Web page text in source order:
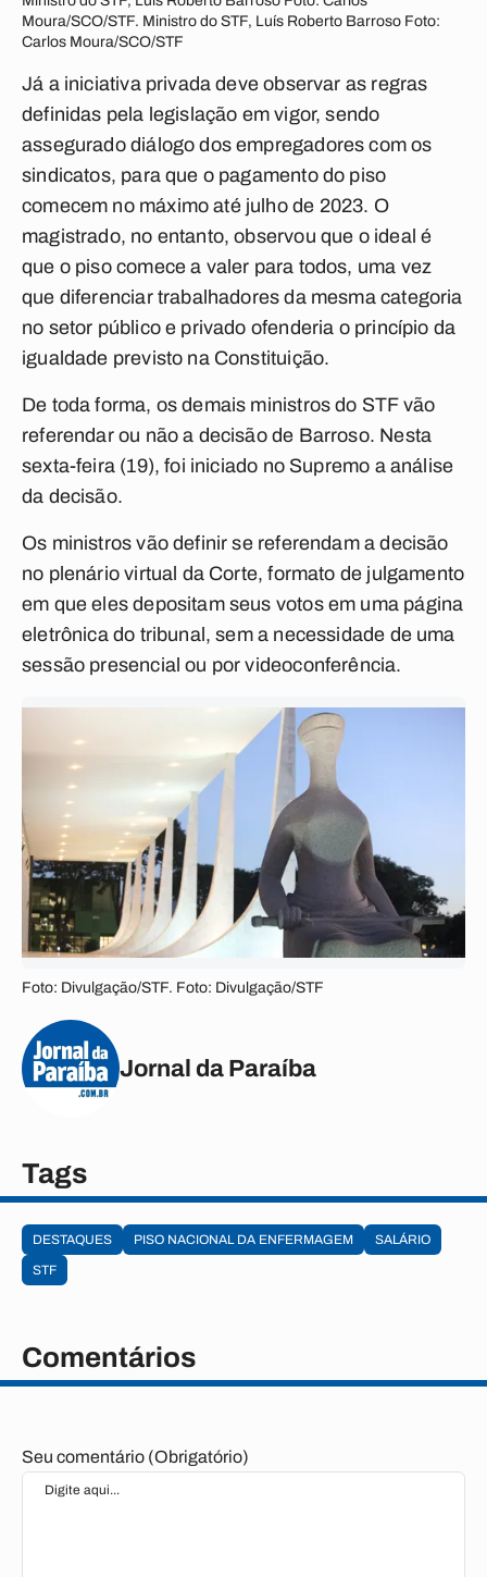
Moura/SCO/STF. Ministro do STF, Luís Roberto Barroso Foto:
Carlos Moura/SCO/STF
Já a iniciativa privada deve observar as regras
definidas pela legislação em vigor, sendo
assegurado diálogo dos empregadores com os
sindicatos, para que o pagamento do piso
comecem no máximo até julho de 2023. O
magistrado, no entanto, observou que o ideal é
que o piso comece a valer para todos, uma vez
que diferenciar trabalhadores da mesma categoria
no setor público e privado ofenderia o princípio da
igualdade previsto na Constituição.
De toda forma, os demais ministros do STF vão
referendar ou não a decisão de Barroso. Nesta
sexta-feira (19), foi iniciado no Supremo a análise
da decisão.
Os ministros vão definir se referendam a decisão
no plenário virtual da Corte, formato de julgamento
em que eles depositam seus votos em uma página
eletrônica do tribunal, sem a necessidade de uma
sessão presencial ou por videoconferência.
Foto: Divulgação/STF. Foto: Divulgação/STF
Jornal da Paraíba
Tags
DESTAQUES PISO NACIONAL DA ENFERMAGEM
SALÁRIO
STF
Comentários
Seu comentário (Obrigatório)